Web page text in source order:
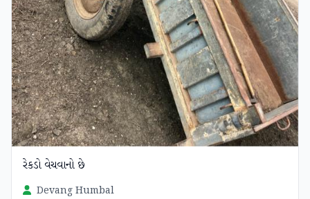
રેકડો વેચવાનો છે
Devang Humbal